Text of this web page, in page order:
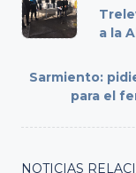
class="nav-
subtitle
reader-
text">Page</
a la
Sarmiento:
para el
NOTICIAS